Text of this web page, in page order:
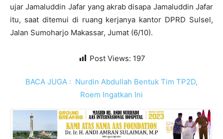
ujar Jamaluddin Jafar yang akrab disapa Jamaluddin Jafar
itu, saat ditemui di ruang kerjanya kantor DPRD Sulsel,
Jalan Sumoharjo Makassar, Jumat (6/10).
Post Views: 197
BACA JUGA : Nurdin Abdullah Bentuk Tim TP2D,
Roem Ingatkan Ini